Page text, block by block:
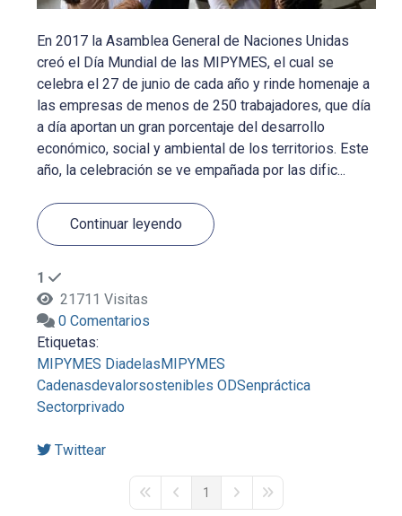
En 2017 la Asamblea General de Naciones Unidas
creó el Día Mundial de las MIPYMES, el cual se
celebra el 27 de junio de cada año y rinde homenaje a
las empresas de menos de 250 trabajadores, que día
a día aportan un gran porcentaje del desarrollo
económico, social y ambiental de los territorios. Este
año, la celebración se ve empañada por las dific...
Continuar leyendo
1
21711 Visitas
0 Comentarios
Etiquetas:
MIPYMES DiadelasMIPYMES
Cadenasdevalorsostenibles ODSenpráctica
Sectorprivado
Twittear
First PagePrevious Page
1
Next PageLast Page